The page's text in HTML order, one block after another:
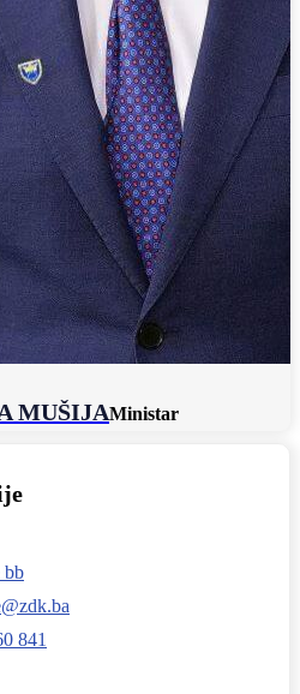
MUŠIJAMinistar
bb
841